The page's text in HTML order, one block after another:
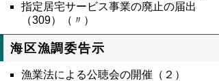
指定居宅サービス事業の廃止の届出
（309）（〃）
海区漁調委告示
漁業法による公聴会の開催（２）